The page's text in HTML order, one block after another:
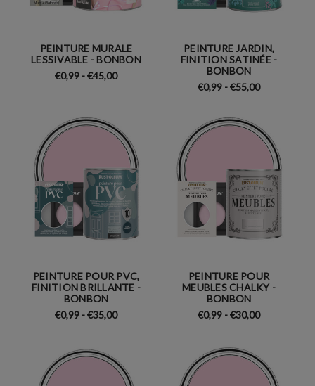
PEINTURE MURALE
LESSIVABLE - BONBON
€0,99 - €45,00
PEINTURE JARDIN,
FINITION SATINÉE -
BONBON
€0,99 - €55,00
PEINTURE POUR PVC,
FINITION BRILLANTE -
BONBON
€0,99 - €35,00
PEINTURE POUR
MEUBLES CHALKY -
BONBON
€0,99 - €30,00